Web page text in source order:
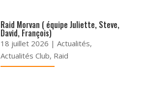
Raid Morvan ( équipe Juliette, Steve,
David, François)
18 juillet 2026 |Actualités,
Actualités Club, Raid